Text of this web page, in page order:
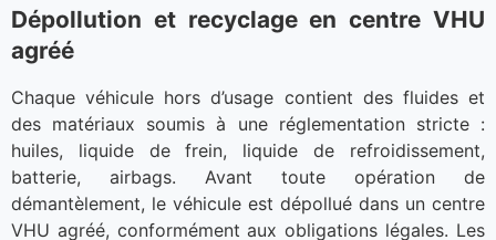
Dépollution et recyclage en centre VHU
agréé
Chaque véhicule hors d’usage contient des fluides et
des matériaux soumis à une réglementation stricte :
huiles, liquide de frein, liquide de refroidissement,
batterie, airbags. Avant toute opération de
démantèlement, le véhicule est dépollué dans un centre
VHU agréé, conformément aux obligations légales. Les